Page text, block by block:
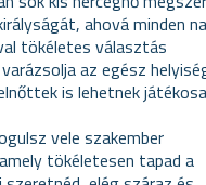
ahová minden
tökéletes választás
az egész
is lehetnek
vele szakember
tökéletesen tapad a